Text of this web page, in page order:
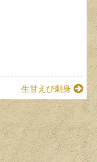
生甘えび刺身